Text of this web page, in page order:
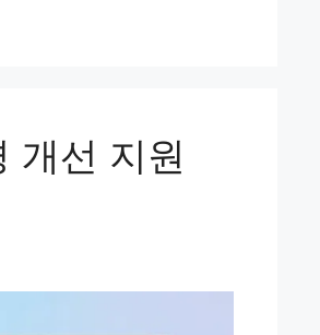
개선 지원